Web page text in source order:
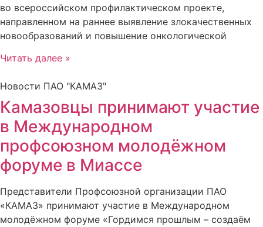
во всероссийском профилактическом проекте,
направленном на раннее выявление злокачественных
новообразований и повышение онкологической
Читать далее »
Новости ПАО "КАМАЗ"
Камазовцы принимают участие
в Международном
профсоюзном молодёжном
форуме в Миассе
Представители Профсоюзной организации ПАО
«КАМАЗ» принимают участие в Международном
молодёжном форуме «Гордимся прошлым – создаём